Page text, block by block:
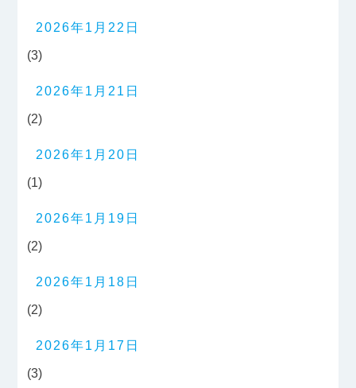
2026年1月22日
(3)
2026年1月21日
(2)
2026年1月20日
(1)
2026年1月19日
(2)
2026年1月18日
(2)
2026年1月17日
(3)